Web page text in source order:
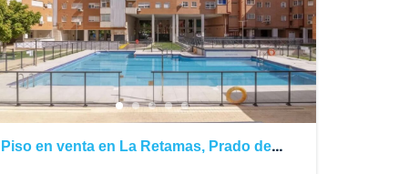
Piso en venta en La Retamas, Prado de